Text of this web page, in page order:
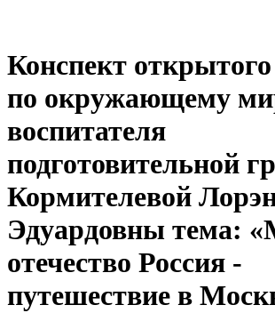
Конспект
по окружающему
воспитателя
подготовительной
Кормителевой
Эдуардовны тема:
отечество Россия -
путешествие в